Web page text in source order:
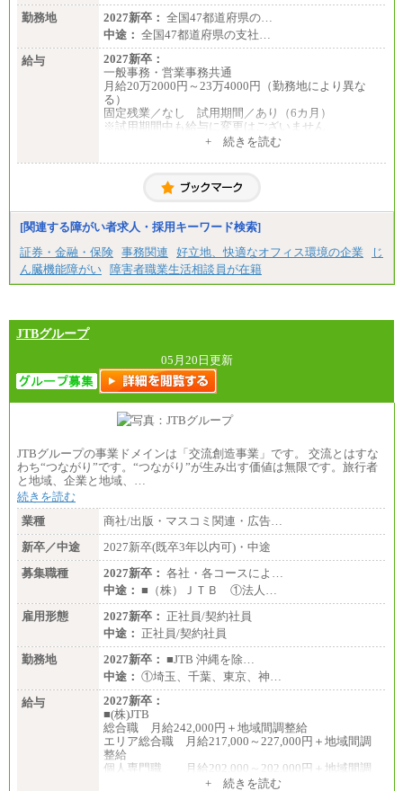
勤務地
2027新卒： 全国47都道府県の…
中途： 全国47都道府県の支社…
給与
2027新卒：
一般事務・営業事務共通
月給20万2000円～23万4000円（勤務地により異な
る）
固定残業／なし 試用期間／あり（6カ月）
※試用期間中も給与に変更はございません
月給20万2000円～23万4000円（勤務地により異な
固定残業／なし 試用期間／あり（6か月）
+ 続きを読む
[関連する障がい者求人・採用キーワード検索]
証券・金融・保険 事務関連 好立地、快適なオフィス環境の企業
じ
ん臓機能障がい 障害者職業生活相談員が在籍
JTBグループ
05月20日更新
JTBグループの事業ドメインは「交流創造事業」です。 交流とはすな
わち“つながり”です。“つながり”が生み出す価値は無限です。旅行者
と地域、企業と地域、…
続きを読む
業種
商社/出版・マスコミ関連・広告…
新卒／中途
2027新卒(既卒3年以内可)・中途
募集職種
2027新卒： 各社・各コースによ…
中途： ■（株）ＪＴＢ ①法人…
雇用形態
2027新卒： 正社員/契約社員
中途： 正社員/契約社員
勤務地
2027新卒： ■JTB 沖縄を除…
中途： ①埼玉、千葉、東京、神…
給与
2027新卒：
■(株)JTB
総合職 月給242,000円＋地域間調整給
エリア総合職 月給217,000～227,000円＋地域間調
整給
個人専門職 月給202,000～202,000円＋地域間調
+ 続きを読む